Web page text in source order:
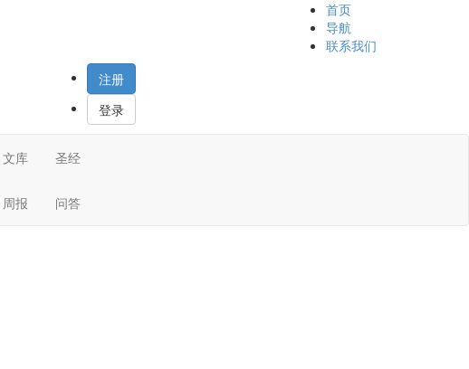
首页
导航
联系我们
注册
登录
文库 圣经
周报 问答